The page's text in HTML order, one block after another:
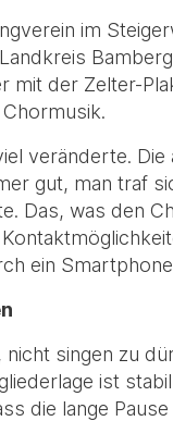
im
Bamberg
mit der Zelter-
veränderte.
gut, man traf
Das, was den
ein
singen zu
ist
die lange